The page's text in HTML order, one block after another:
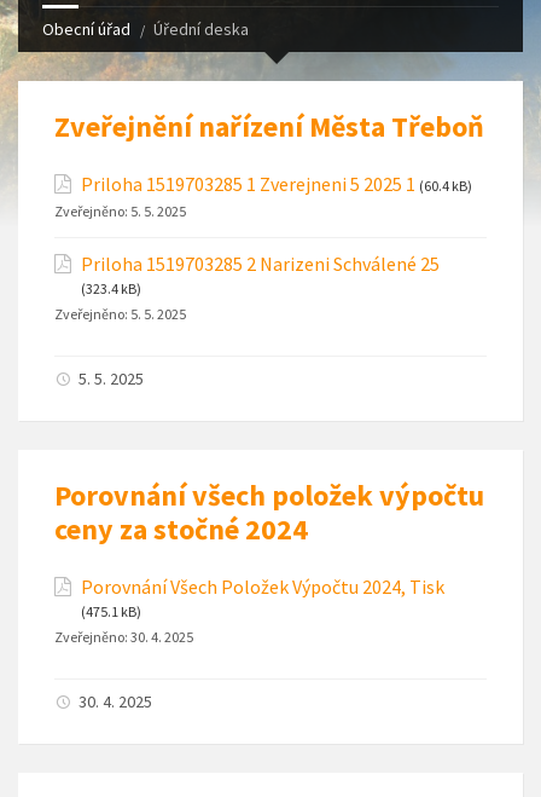
Obecní úřad Úřední deska
Zveřejnění nařízení Města Třeboň
Priloha 1519703285 1 Zverejneni 5 2025 1 (60.4 kB)
Zveřejněno: 5. 5. 2025
Priloha 1519703285 2 Narizeni Schválené 25
(323.4 kB)
Zveřejněno: 5. 5. 2025
5. 5. 2025
Porovnání všech položek výpočtu
ceny za stočné 2024
Porovnání Všech Položek Výpočtu 2024, Tisk
(475.1 kB)
Zveřejněno: 30. 4. 2025
30. 4. 2025